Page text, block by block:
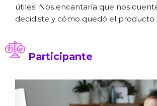
útiles. Nos encantaría que nos
decidiste y cómo quedó el producto
Participante